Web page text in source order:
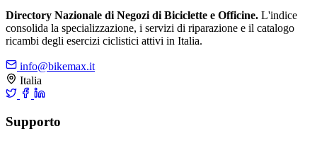
Directory Nazionale di Negozi di Biciclette e Officine. L'indice
consolida la specializzazione, i servizi di riparazione e il catalogo
ricambi degli esercizi ciclistici attivi in Italia.
info@bikemax.it
Italia
Supporto